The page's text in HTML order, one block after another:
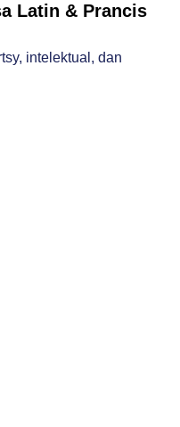
Latin & Prancis
intelektual, dan